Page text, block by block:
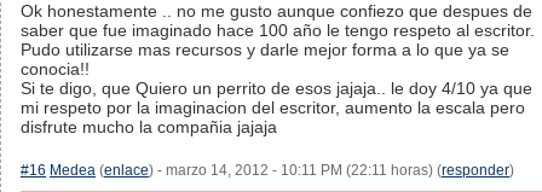
Ok honestamente .. no me gusto aunque confiezo que despues de
saber que fue imaginado hace 100 año le tengo respeto al escritor.
Pudo utilizarse mas recursos y darle mejor forma a lo que ya se
conocia!!
Si te digo, que Quiero un perrito de esos jajaja.. le doy 4/10 ya que
mi respeto por la imaginacion del escritor, aumento la escala pero
disfrute mucho la compañia jajaja
#16 Medea (enlace) - marzo 14, 2012 - 10:11 PM (22:11 horas) (responder)